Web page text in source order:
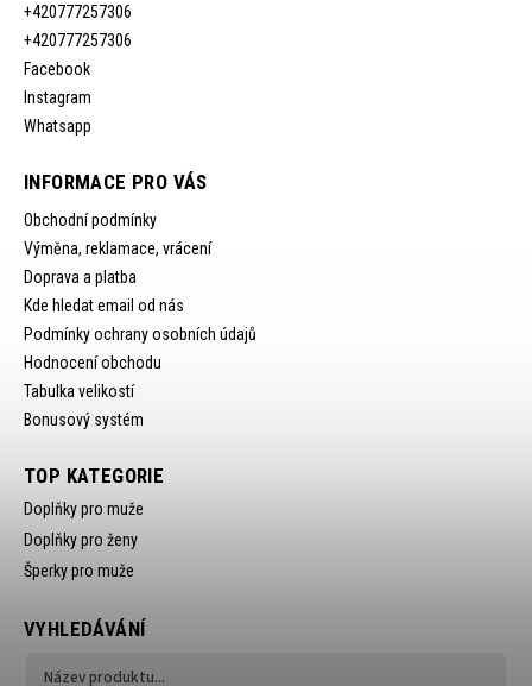
+420777257306
+420777257306
Facebook
Instagram
Whatsapp
INFORMACE PRO VÁS
Obchodní podmínky
Výměna, reklamace, vrácení
Doprava a platba
Kde hledat email od nás
Podmínky ochrany osobních údajů
Hodnocení obchodu
Tabulka velikostí
Bonusový systém
TOP KATEGORIE
Doplňky pro muže
Doplňky pro ženy
Šperky pro muže
VYHLEDÁVÁNÍ